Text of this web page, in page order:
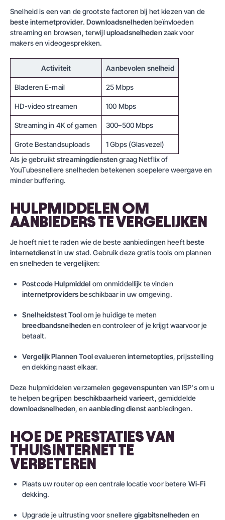
Snelheid is een van de grootste factoren bij het kiezen van de
beste internetprovider.Downloadsnelhedenbeïnvloeden
streaming en browsen, terwijluploadsnelhedenzaak voor
makers en videogesprekken.
Activiteit Aanbevolen snelheid
Bladeren E-mail 25 Mbps
HD-video streamen 100 Mbps
Streaming in 4K of gamen 300–500 Mbps
Grote Bestandsuploads
1 Gbps (Glasvezel)
Als je gebruiktstreamingdienstengraagNetflixof
YouTubesnellere snelheden betekenen soepelere weergave en
minder buffering.
HULPMIDDELEN OM
AANBIEDERS TE VERGELIJKEN
Je hoeft niet te raden wie de beste aanbiedingen heeftbeste
internetdienstin uw stad. Gebruik deze gratis tools om plannen
en snelheden te vergelijken:
Postcode Hulpmiddel om onmiddellijk te vinden
internetprovidersbeschikbaar in uw omgeving.
Snelheidstest Toolom je huidige te meten
breedbandsnelhedenen controleer of je krijgt waarvoor je
betaalt.
Vergelijk Plannen Toolevaluereninternetopties, prijsstelling
en dekking naast elkaar.
Deze hulpmiddelen verzamelen gegevenspunten van ISP's om u
te helpen begrijpen beschikbaarheid varieert, gemiddelde
downloadsnelheden, en aanbieding dienstaanbiedingen.
HOE DE PRESTATIES VAN
THUISINTERNET TE
VERBETEREN
Plaats uw router op een centrale locatie voor betere Wi-Fi
dekking.
Upgrade je uitrusting voor snellere gigabitsnelheden en